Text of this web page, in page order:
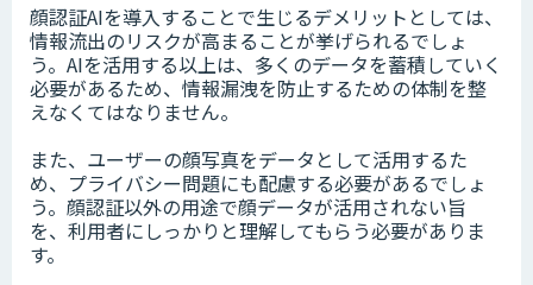
顔認証AIを導入することで生じるデメリットとしては、
情報流出のリスクが高まることが挙げられるでしょ
う。AIを活用する以上は、多くのデータを蓄積していく
必要があるため、情報漏洩を防止するための体制を整
えなくてはなりません。
また、ユーザーの顔写真をデータとして活用するた
め、プライバシー問題にも配慮する必要があるでしょ
う。顔認証以外の用途で顔データが活用されない旨
を、利用者にしっかりと理解してもらう必要がありま
す。